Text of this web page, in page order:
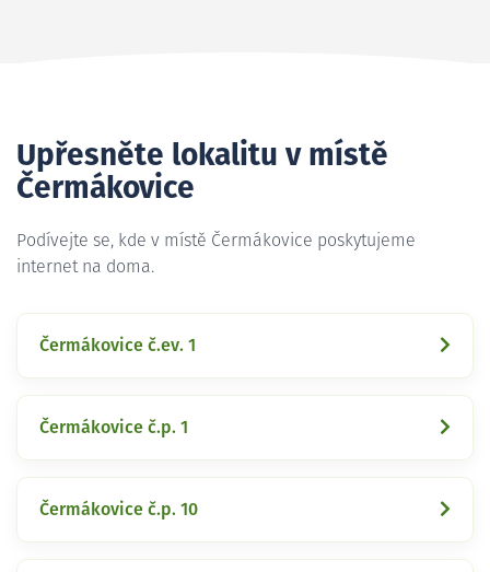
Upřesněte lokalitu v místě
Čermákovice
Podívejte se, kde v místě Čermákovice poskytujeme
internet na doma.
Čermákovice č.ev. 1
Čermákovice č.p. 1
Čermákovice č.p. 10